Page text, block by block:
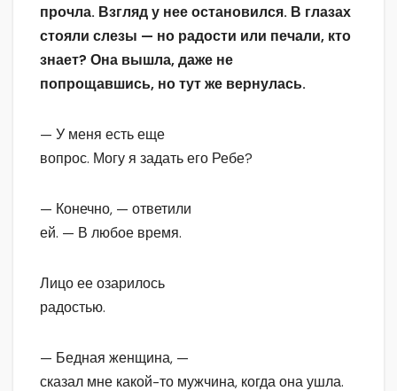
прочла. Взгляд у нее остановился. В глазах
стояли слезы — но радости или печали, кто
знает? Она вышла, даже не
попрощавшись, но тут же вернулась.
— У меня есть еще
вопрос. Могу я задать его Ребе?
— Конечно, — ответили
ей. — В любое время.
Лицо ее озарилось
радостью.
— Бедная женщина, —
сказал мне какой-то мужчина, когда она ушла.